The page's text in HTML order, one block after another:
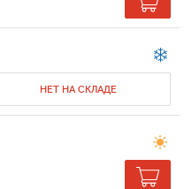
НЕТ НА СКЛАДЕ